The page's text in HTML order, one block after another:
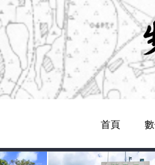
Navigation
首頁